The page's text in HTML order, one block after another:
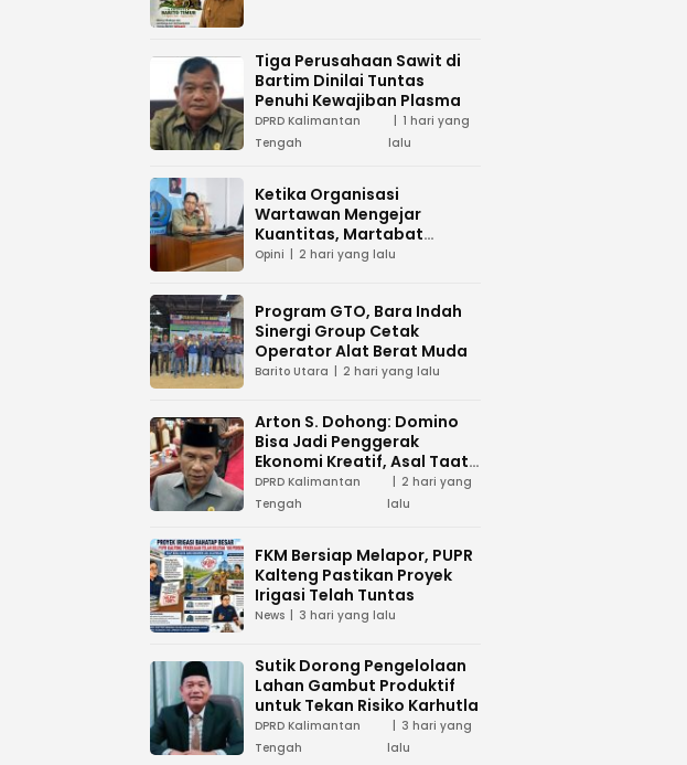
Tiga Perusahaan Sawit di
Bartim Dinilai Tuntas
Penuhi Kewajiban Plasma
DPRD Kalimantan
Tengah
1 hari yang
lalu
Ketika Organisasi
Wartawan Mengejar
Kuantitas, Martabat
Profesi Menjadi Taruhan
Opini 2 hari yang lalu
Program GTO, Bara Indah
Sinergi Group Cetak
Operator Alat Berat Muda
Barito Utara 2 hari yang lalu
Arton S. Dohong: Domino
Bisa Jadi Penggerak
Ekonomi Kreatif, Asal Taat
Aturan
DPRD Kalimantan
Tengah
2 hari yang
lalu
FKM Bersiap Melapor, PUPR
Kalteng Pastikan Proyek
Irigasi Telah Tuntas
News 3 hari yang lalu
Sutik Dorong Pengelolaan
Lahan Gambut Produktif
untuk Tekan Risiko Karhutla
DPRD Kalimantan
Tengah
3 hari yang
lalu